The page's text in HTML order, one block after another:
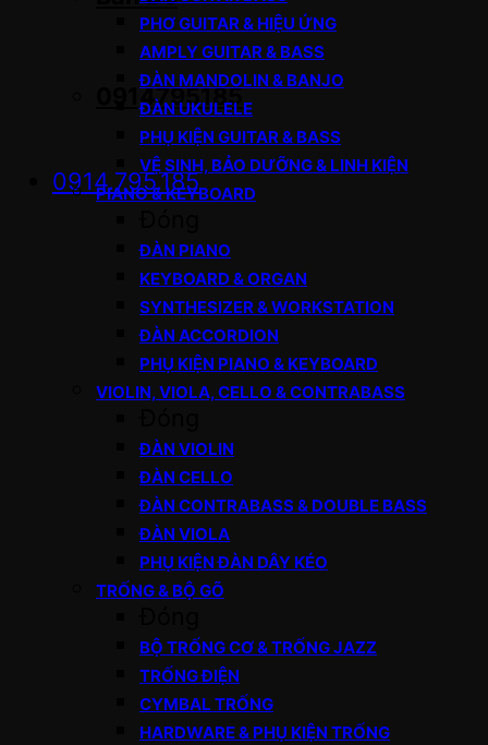
0914795185
0914.795.185
PHƠ GUITAR & HIỆU ỨNG
AMPLY GUITAR & BASS
ĐÀN MANDOLIN & BANJO
ĐÀN UKULELE
PHỤ KIỆN GUITAR & BASS
VỆ SINH, BẢO DƯỠNG & LINH KIỆN
PIANO & KEYBOARD
ĐÀN PIANO
KEYBOARD & ORGAN
SYNTHESIZER & WORKSTATION
ĐÀN ACCORDION
PHỤ KIỆN PIANO & KEYBOARD
VIOLIN, VIOLA, CELLO & CONTRABASS
ĐÀN VIOLIN
ĐÀN CELLO
ĐÀN CONTRABASS & DOUBLE BASS
ĐÀN VIOLA
PHỤ KIỆN ĐÀN DÂY KÉO
TRỐNG & BỘ GÕ
BỘ TRỐNG CƠ & TRỐNG JAZZ
TRỐNG ĐIỆN
CYMBAL TRỐNG
HARDWARE & PHỤ KIỆN TRỐNG